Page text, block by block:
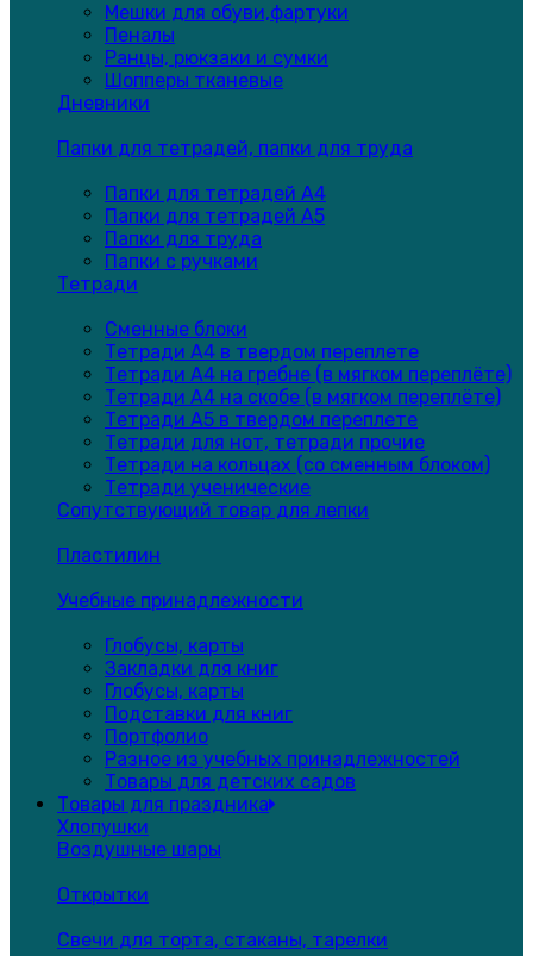
Мешки для обуви,фартуки
Пеналы
Ранцы, рюкзаки и сумки
Шопперы тканевые
Дневники
Папки для тетрадей, папки для труда
Папки для тетрадей А4
Папки для тетрадей А5
Папки для труда
Папки с ручками
Тетради
Сменные блоки
Тетради А4 в твердом переплете
Тетради А4 на гребне (в мягком переплёте)
Тетради А4 на скобе (в мягком переплёте)
Тетради А5 в твердом переплете
Тетради для нот, тетради прочие
Тетради на кольцах (со сменным блоком)
Тетради ученические
Сопутствующий товар для лепки
Пластилин
Учебные принадлежности
Глобусы, карты
Закладки для книг
Глобусы, карты
Подставки для книг
Портфолио
Разное из учебных принадлежностей
Товары для детских садов
Товары для праздника
Хлопушки
Воздушные шары
Открытки
Свечи для торта, стаканы, тарелки